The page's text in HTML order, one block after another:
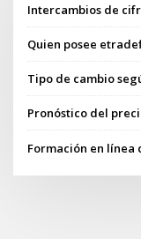
Intercambios de
Quien posee
Tipo de cambio
Pronóstico del
Formación en